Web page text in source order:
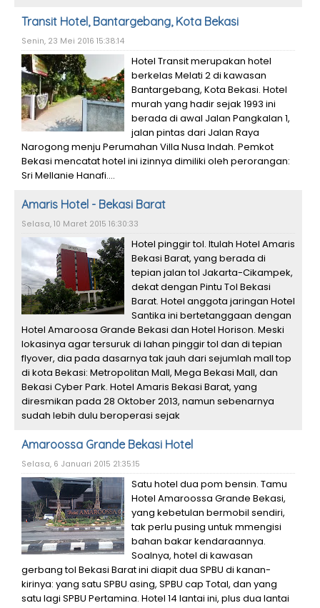
Transit Hotel, Bantargebang, Kota Bekasi
Senin, 23 Mei 2016 15:38:14
Hotel Transit merupakan hotel
berkelas Melati 2 di kawasan
Bantargebang, Kota Bekasi. Hotel
murah yang hadir sejak 1993 ini
berada di awal Jalan Pangkalan 1,
jalan pintas dari Jalan Raya
Narogong menju Perumahan Villa Nusa Indah. Pemkot
Bekasi mencatat hotel ini izinnya dimiliki oleh perorangan:
Sri Mellanie Hanafi....
Amaris Hotel - Bekasi Barat
Selasa, 10 Maret 2015 16:30:33
Hotel pinggir tol. Itulah Hotel Amaris
Bekasi Barat, yang berada di
tepian jalan tol Jakarta-Cikampek,
dekat dengan Pintu Tol Bekasi
Barat. Hotel anggota jaringan Hotel
Santika ini bertetanggaan dengan
Hotel Amaroosa Grande Bekasi dan Hotel Horison. Meski
lokasinya agar tersuruk di lahan pinggir tol dan di tepian
flyover, dia pada dasarnya tak jauh dari sejumlah mall top
di kota Bekasi: Metropolitan Mall, Mega Bekasi Mall, dan
Bekasi Cyber Park. Hotel Amaris Bekasi Barat, yang
diresmikan pada 28 Oktober 2013, namun sebenarnya
sudah lebih dulu beroperasi sejak
Amaroossa Grande Bekasi Hotel
Selasa, 6 Januari 2015 21:35:15
Satu hotel dua pom bensin. Tamu
Hotel Amaroossa Grande Bekasi,
yang kebetulan bermobil sendiri,
tak perlu pusing untuk mmengisi
bahan bakar kendaraannya.
Soalnya, hotel di kawasan
gerbang tol Bekasi Barat ini diapit dua SPBU di kanan-
kirinya: yang satu SPBU asing, SPBU cap Total, dan yang
satu lagi SPBU Pertamina. Hotel 14 lantai ini, plus dua lantai